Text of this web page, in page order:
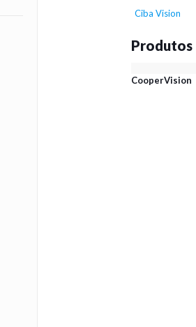
Ciba Vision
Produtos
CooperVision